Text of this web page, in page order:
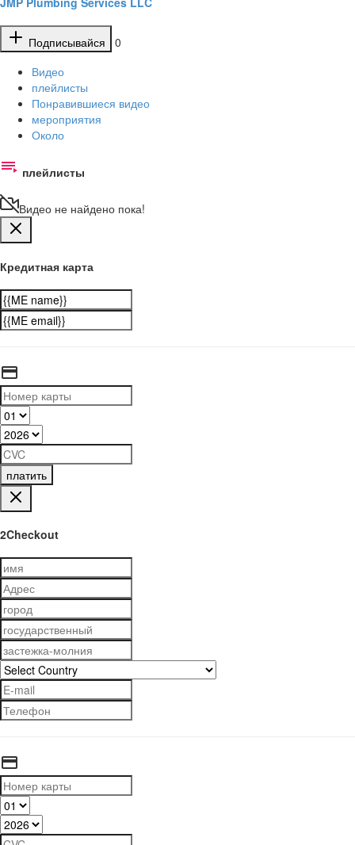
Подписывайся
0
Видео
плейлисты
Понравившиеся видео
мероприятия
Около
плейлисты
Видео не найдено пока!
Кредитная карта
платить
2Checkout